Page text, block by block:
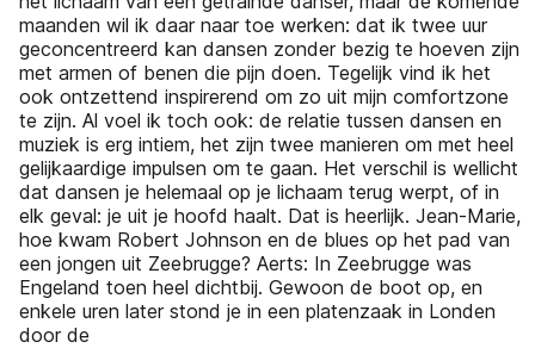
maanden wil ik daar naar toe werken: dat ik twee uur
geconcentreerd kan dansen zonder bezig te hoeven zijn
met armen of benen die pijn doen. Tegelijk vind ik het
ook ontzettend inspirerend om zo uit mijn comfortzone
te zijn. Al voel ik toch ook: de relatie tussen dansen en
muziek is erg intiem, het zijn twee manieren om met heel
gelijkaardige impulsen om te gaan. Het verschil is wellicht
dat dansen je helemaal op je lichaam terug werpt, of in
elk geval: je uit je hoofd haalt. Dat is heerlijk. Jean-Marie,
hoe kwam Robert Johnson en de blues op het pad van
een jongen uit Zeebrugge? Aerts: In Zeebrugge was
Engeland toen heel dichtbij. Gewoon de boot op, en
enkele uren later stond je in een platenzaak in Londen
door de